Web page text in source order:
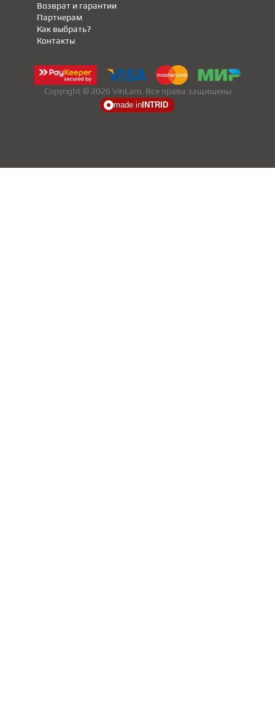
Партнерам
Возврат и гарантии
Как выбрать?
Контакты
Copyright © 2026 VinLam. Все права защищены
made in INTRID